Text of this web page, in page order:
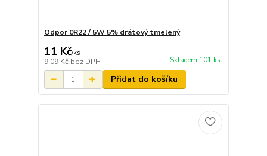
Odpor 0R22 / 5W 5% drátový tmelený
11 Kč/ks
9,09 Kč bez DPH Skladem 101 ks
Přidat do košíku